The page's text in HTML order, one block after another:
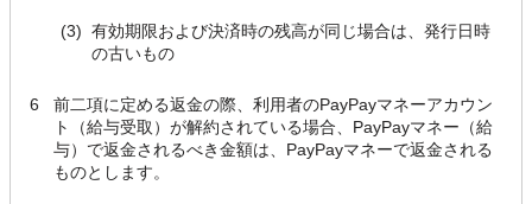
(3) 有効期限および決済時の残高が同じ場合は、発行日時
の古いもの
6
前二項に定める返金の際、利用者のPayPayマネーアカウン
ト（給与受取）が解約されている場合、PayPayマネー（給
与）で返金されるべき金額は、PayPayマネーで返金される
ものとします。